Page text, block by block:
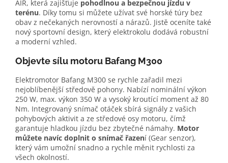
AIR, která zajišťuje pohodlnou a bezpečnou jízdu v
terénu. Díky tomu si můžete užívat své horské túry bez
obav z nečekaných nerovností a nárazů. Jistě oceníte také
nový sportovní design, který elektrokolu dodává robustní
a moderní vzhled.
Objevte sílu motoru Bafang M300
Elektromotor Bafang M300 se rychle zařadil mezi
nejoblíbenější středově pohony. Nabízí nominální výkon
250 W, max. výkon 350 W a vysoký kroutící moment až 80
Nm. Integrovaný snímač otáček sbírá signály z vašich
pohybových aktivit a ze středové osy motoru, čímž
garantuje hladkou jízdu bez zbytečné námahy. Motor
můžete navíc doplnit o snímač řazení (Gear senzor),
který vám umožní snadno a rychle měnit rychlosti za
všech okolností.